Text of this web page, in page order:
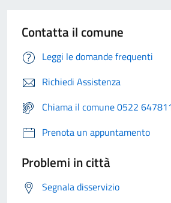
Contatta il comune
Leggi le domande frequenti
Richiedi Assistenza
Chiama il comune 0522
Prenota un appuntamento
Problemi in città
Segnala disservizio